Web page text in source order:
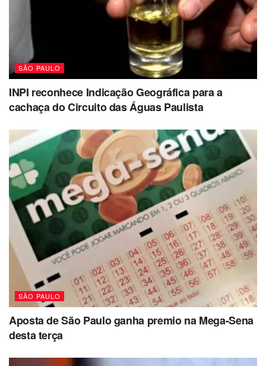
SÃO PAULO
INPI reconhece Indicação Geográfica para a
cachaça do Circuito das Águas Paulista
SÃO PAULO
Aposta de São Paulo ganha premio na Mega-Sena
desta terça